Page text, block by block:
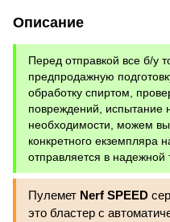
Описание
Перед отправкой все б/у
предпродажную
обработку спиртом,
повреждений, испытание
необходимости, можем
конкретного екземпляра
отправляется в надежной
Пулемет Nerf SPEED
это бластер с